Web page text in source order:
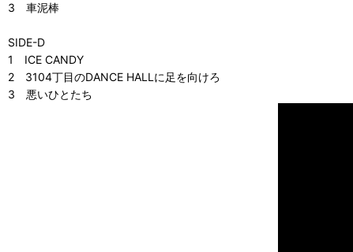
3 車泥棒
SIDE-D
1 ICE CANDY
2 3104丁目のDANCE HALLに足を向けろ
3 悪いひとたち